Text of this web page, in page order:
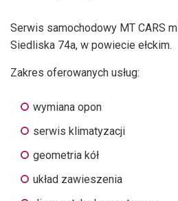
Serwis samochodowy MT CARS
Siedliska 74a, w powiecie ełckim.
Zakres oferowanych usług:
wymiana opon
serwis klimatyzacji
geometria kół
układ zawieszenia